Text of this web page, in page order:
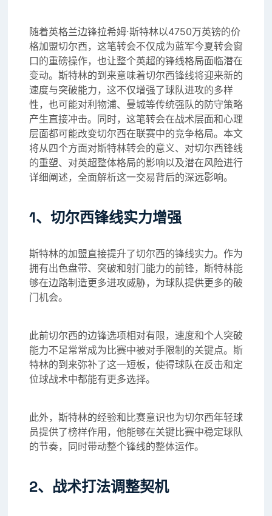
随着英格兰边锋拉希姆·斯特林以4750万英镑的价
格加盟切尔西，这笔转会不仅成为蓝军今夏转会窗
口的重磅操作，也让整个英超的锋线格局面临潜在
变动。斯特林的到来意味着切尔西锋线将迎来新的
速度与突破能力，这不仅增强了球队进攻的多样
性，也可能对利物浦、曼城等传统强队的防守策略
产生直接冲击。同时，这笔转会在战术层面和心理
层面都可能改变切尔西在联赛中的竞争格局。本文
将从四个方面对斯特林转会的意义、对切尔西锋线
的重塑、对英超整体格局的影响以及潜在风险进行
详细阐述，全面解析这一交易背后的深远影响。
1、切尔西锋线实力增强
斯特林的加盟直接提升了切尔西的锋线实力。作为
拥有出色盘带、突破和射门能力的前锋，斯特林能
够在边路制造更多进攻威胁，为球队提供更多的破
门机会。
此前切尔西的边锋选项相对有限，速度和个人突破
能力不足常常成为比赛中被对手限制的关键点。斯
特林的到来弥补了这一短板，使得球队在反击和定
位球战术中都能有更多选择。
此外，斯特林的经验和比赛意识也为切尔西年轻球
员提供了榜样作用，他能够在关键比赛中稳定球队
的节奏，同时带动整个锋线的整体运作。
2、战术打法调整契机